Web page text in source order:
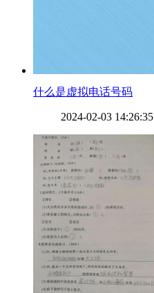
​什么是虚拟电话号码
2024-02-03 14:26:35